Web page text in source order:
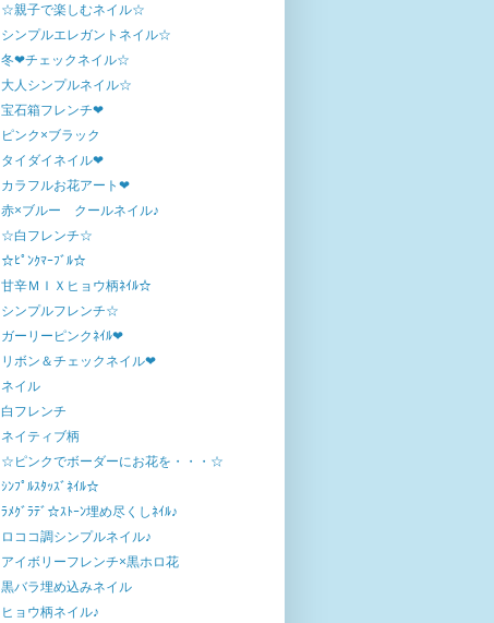
☆親子で楽しむネイル☆
シンプルエレガントネイル☆
冬❤チェックネイル☆
大人シンプルネイル☆
宝石箱フレンチ❤
ピンク×ブラック
タイダイネイル❤
カラフルお花アート❤
赤×ブルー クールネイル♪
☆白フレンチ☆
☆ﾋﾟﾝｸﾏｰﾌﾞﾙ☆
甘辛ＭＩＸヒョウ柄ﾈｲﾙ☆
シンプルフレンチ☆
ガーリーピンクﾈｲﾙ❤
リボン＆チェックネイル❤
ネイル
白フレンチ
ネイティブ柄
☆ピンクでボーダーにお花を・・・☆
ｼﾝﾌﾟﾙｽﾀｯｽﾞﾈｲﾙ☆
ﾗﾒｸﾞﾗﾃﾞ☆ｽﾄｰﾝ埋め尽くしﾈｲﾙ♪
ロココ調シンプルネイル♪
アイボリーフレンチ×黒ホロ花
黒バラ埋め込みネイル
ヒョウ柄ネイル♪